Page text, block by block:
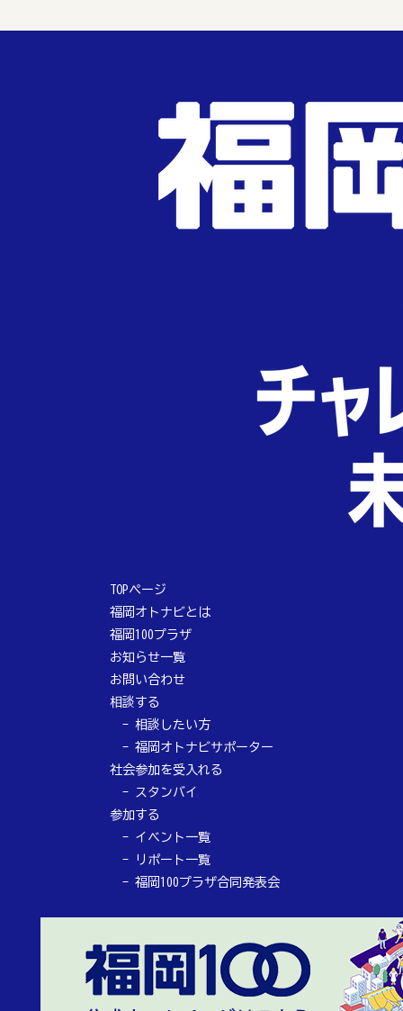
TOPページ
福岡オトナビとは
福岡100プラザ
お知らせ一覧
お問い合わせ
相談する
相談したい方
福岡オトナビサポーター
社会参加を受入れる
スタンバイ
参加する
イベント一覧
リポート一覧
福岡100プラザ合同発表会